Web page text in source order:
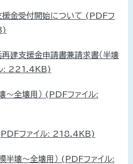
援金受付開始について (PDFフ
建支援金申請書兼請求書（半壊
: 221.4KB)
～全壊用） (PDFファイル:
(PDFファイル: 218.4KB)
半壊～全壊用） (PDFファイル: